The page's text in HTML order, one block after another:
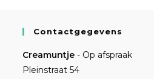
Contactgegevens
Creamuntje - Op afspraak
Pleinstraat 54